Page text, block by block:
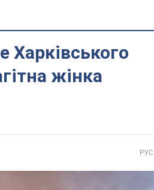
Харківського
жінка
РУС